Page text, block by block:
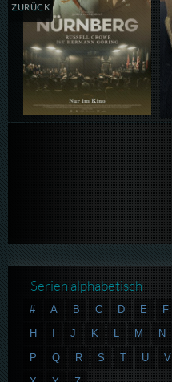
ZURÜCK
Serien alphabetisch
# A B C D E F
H
I J K L M N
P
Q R S T U V